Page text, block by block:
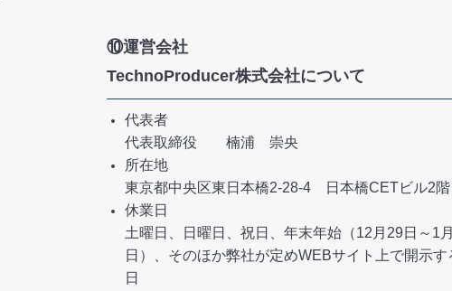
⑩運営会社
TechnoProducer株式会社について
代表者
代表取締役 楠浦 崇央
所在地
東京都中央区東日本橋2-28-4 日本橋CETビル2階
休業日
土曜日、日曜日、祝日、年末年始（12月29日～1
日）、そのほか弊社が定めWEBサイト上で開示す
日